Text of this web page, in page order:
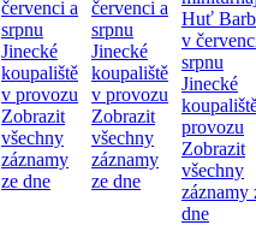
červenci a
srpnu
Jinecké
koupaliště
v provozu
Zobrazit
všechny
záznamy
ze dne
červenci a
srpnu
Jinecké
koupaliště
v provozu
Zobrazit
všechny
záznamy
ze dne
Huť
v
srpnu
Jinecké
provozu
Zobrazit
všechny
záznamy
dne